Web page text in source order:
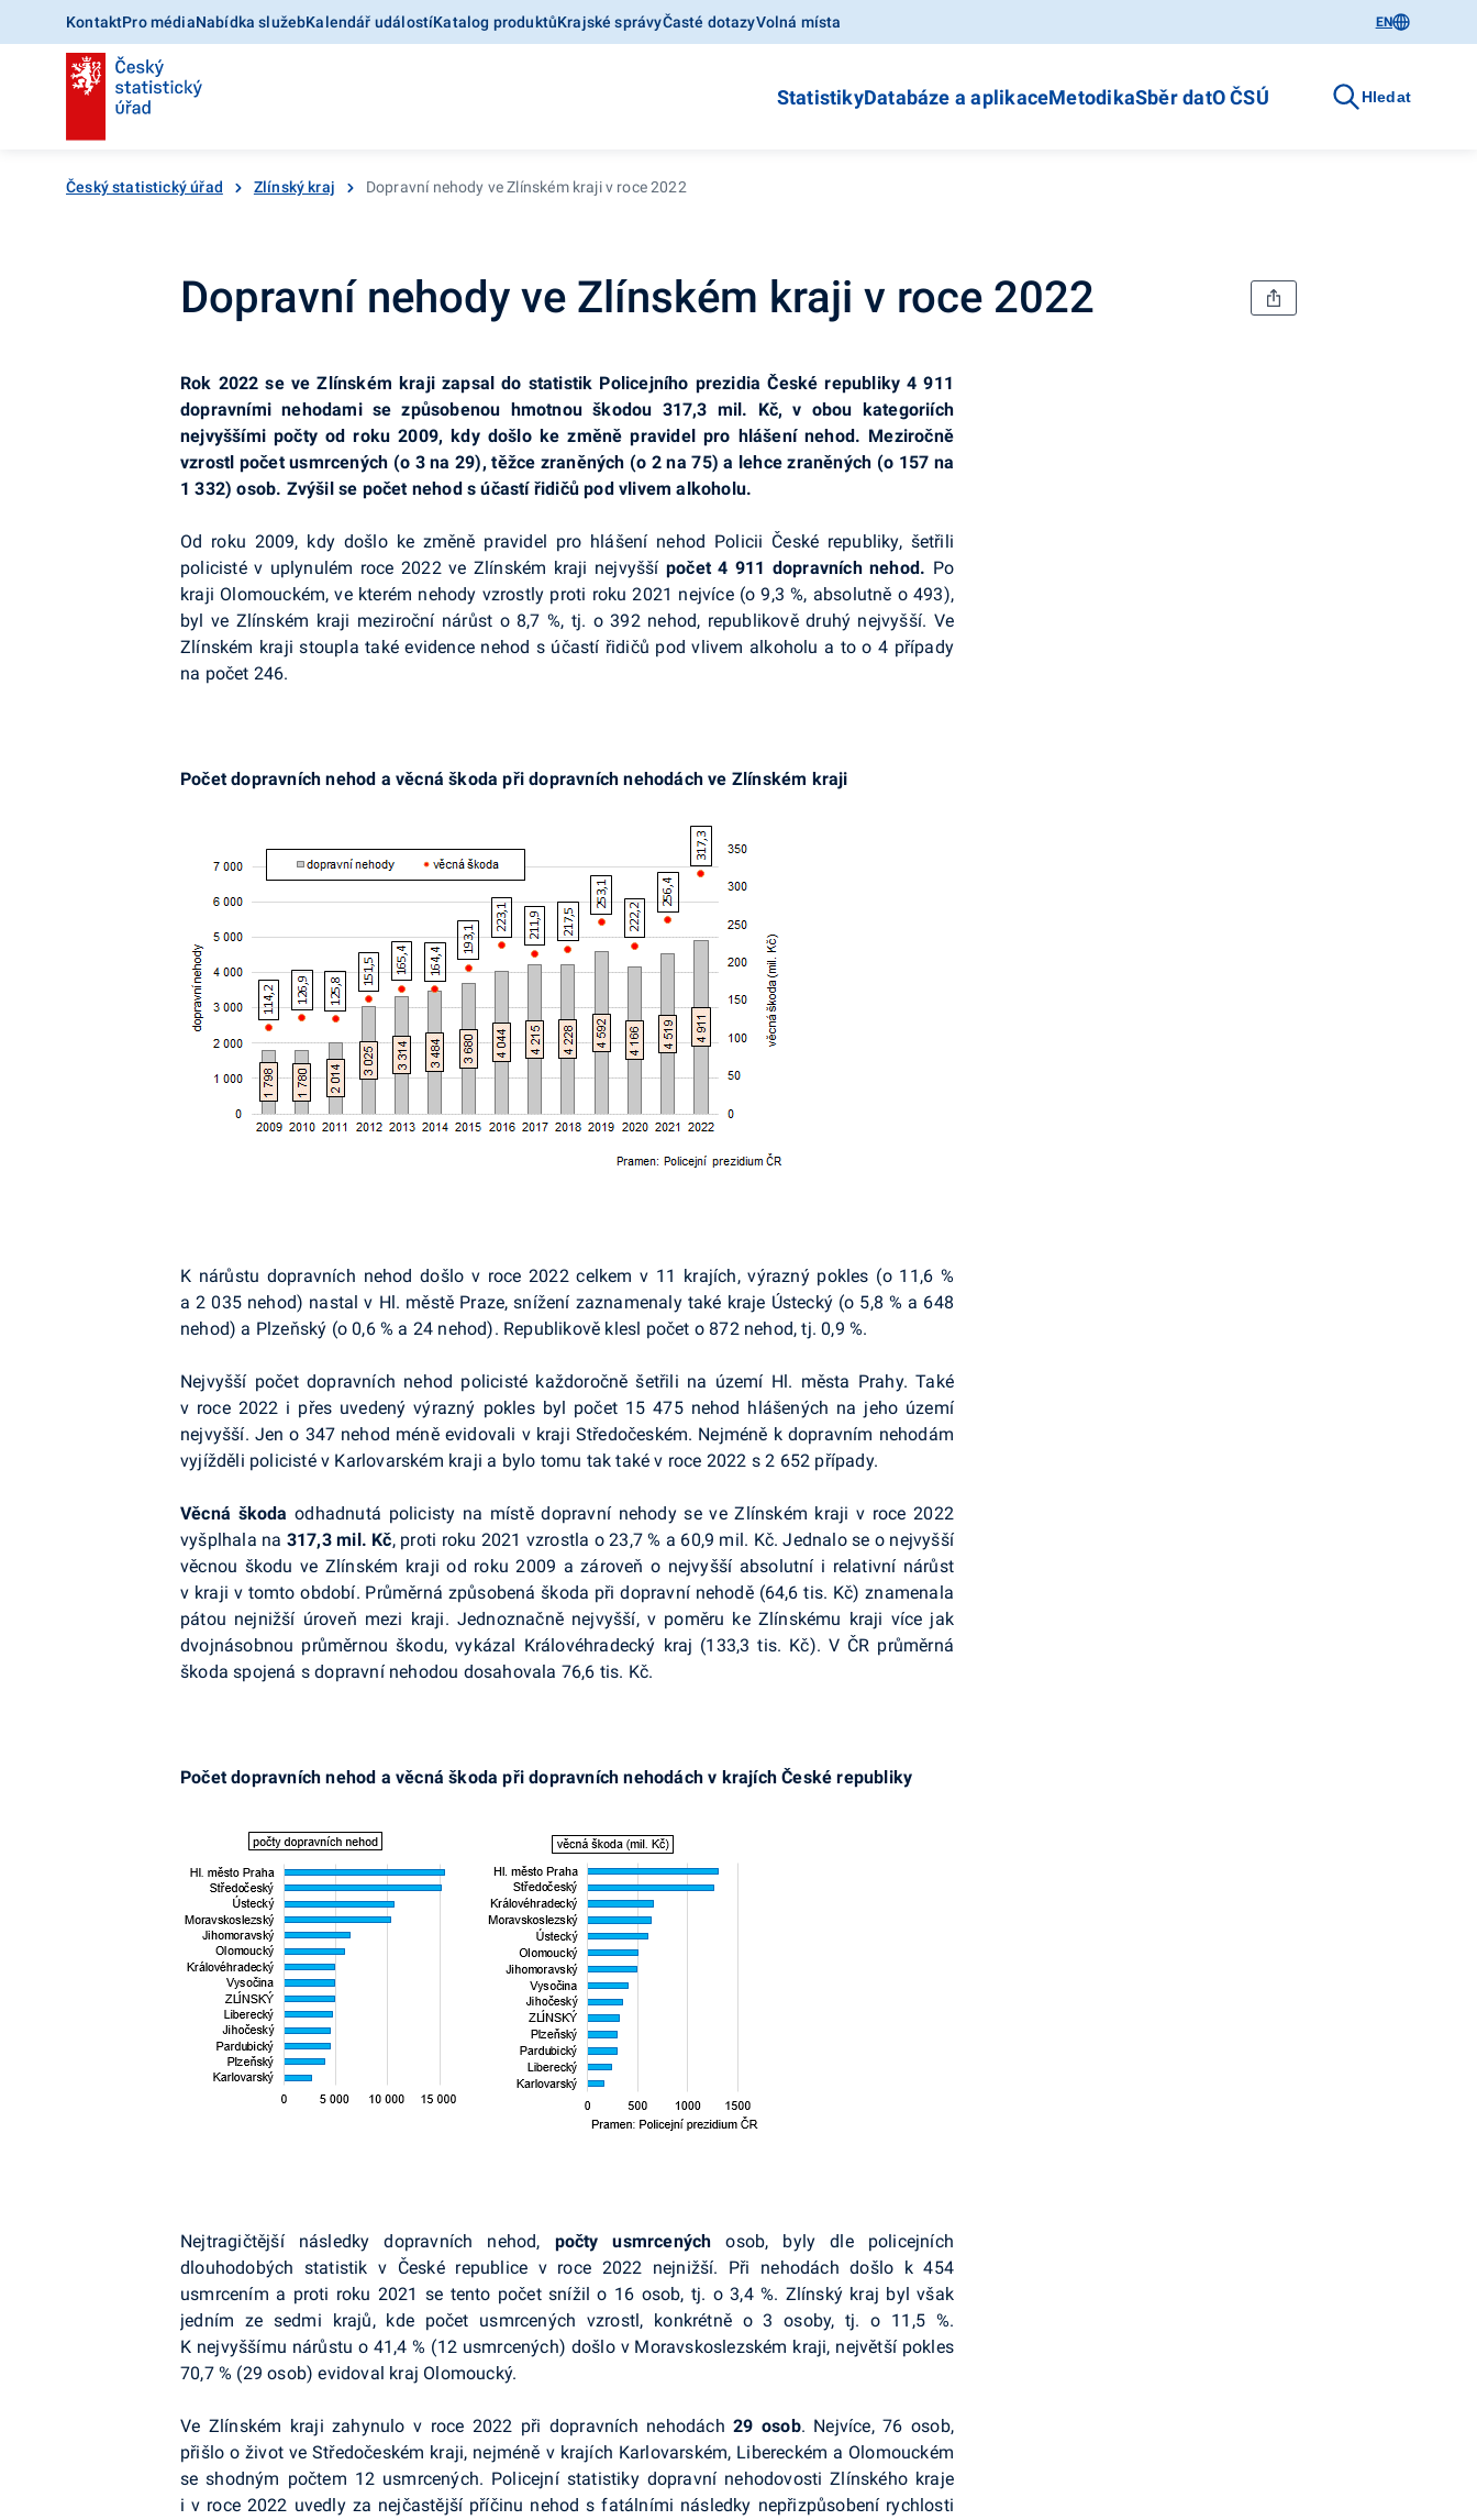
KontaktPro médiaNabídka služebKalendář událostíKatalog produktůKrajské správyČasté dotazyVolná místa EN
StatistikyDatabáze a aplikaceMetodikaSběr datO ČSÚ Hledat
Český statistický úřad Zlínský kraj Dopravní nehody ve Zlínském kraji v roce 2022
Dopravní nehody ve Zlínském kraji v roce 2022
Rok 2022 se ve Zlínském kraji zapsal do statistik Policejního prezidia České republiky 4 911
dopravními nehodami se způsobenou hmotnou škodou 317,3 mil. Kč, v obou kategoriích
nejvyššími počty od roku 2009, kdy došlo ke změně pravidel pro hlášení nehod. Meziročně
vzrostl počet usmrcených (o 3 na 29), těžce zraněných (o 2 na 75) a lehce zraněných (o 157 na
1 332) osob. Zvýšil se počet nehod s účastí řidičů pod vlivem alkoholu.
Od roku 2009, kdy došlo ke změně pravidel pro hlášení nehod Policii České republiky, šetřili
policisté v uplynulém roce 2022 ve Zlínském kraji nejvyšší počet 4 911 dopravních nehod. Po
kraji Olomouckém, ve kterém nehody vzrostly proti roku 2021 nejvíce (o 9,3 %, absolutně o 493),
byl ve Zlínském kraji meziroční nárůst o 8,7 %, tj. o 392 nehod, republikově druhý nejvyšší. Ve
Zlínském kraji stoupla také evidence nehod s účastí řidičů pod vlivem alkoholu a to o 4 případy
na počet 246.
Počet dopravních nehod a věcná škoda při dopravních nehodách ve Zlínském kraji
K nárůstu dopravních nehod došlo v roce 2022 celkem v 11 krajích, výrazný pokles (o 11,6 %
a 2 035 nehod) nastal v Hl. městě Praze, snížení zaznamenaly také kraje Ústecký (o 5,8 % a 648
nehod) a Plzeňský (o 0,6 % a 24 nehod). Republikově klesl počet o 872 nehod, tj. 0,9 %.
Nejvyšší počet dopravních nehod policisté každoročně šetřili na území Hl. města Prahy. Také
v roce 2022 i přes uvedený výrazný pokles byl počet 15 475 nehod hlášených na jeho území
nejvyšší. Jen o 347 nehod méně evidovali v kraji Středočeském. Nejméně k dopravním nehodám
vyjížděli policisté v Karlovarském kraji a bylo tomu tak také v roce 2022 s 2 652 případy.
Věcná škoda odhadnutá policisty na místě dopravní nehody se ve Zlínském kraji v roce 2022
vyšplhala na 317,3 mil. Kč, proti roku 2021 vzrostla o 23,7 % a 60,9 mil. Kč. Jednalo se o nejvyšší
věcnou škodu ve Zlínském kraji od roku 2009 a zároveň o nejvyšší absolutní i relativní nárůst
v kraji v tomto období. Průměrná způsobená škoda při dopravní nehodě (64,6 tis. Kč) znamenala
pátou nejnižší úroveň mezi kraji. Jednoznačně nejvyšší, v poměru ke Zlínskému kraji více jak
dvojnásobnou průměrnou škodu, vykázal Královéhradecký kraj (133,3 tis. Kč). V ČR průměrná
škoda spojená s dopravní nehodou dosahovala 76,6 tis. Kč.
Počet dopravních nehod a věcná škoda při dopravních nehodách v krajích České republiky
Nejtragičtější následky dopravních nehod, počty usmrcených osob, byly dle policejních
dlouhodobých statistik v České republice v roce 2022 nejnižší. Při nehodách došlo k 454
usmrcením a proti roku 2021 se tento počet snížil o 16 osob, tj. o 3,4 %. Zlínský kraj byl však
jedním ze sedmi krajů, kde počet usmrcených vzrostl, konkrétně o 3 osoby, tj. o 11,5 %.
K nejvyššímu nárůstu o 41,4 % (12 usmrcených) došlo v Moravskoslezském kraji, největší pokles
70,7 % (29 osob) evidoval kraj Olomoucký.
Ve Zlínském kraji zahynulo v roce 2022 při dopravních nehodách29 osob. Nejvíce, 76 osob,
přišlo o život ve Středočeském kraji, nejméně v krajích Karlovarském, Libereckém a Olomouckém
se shodným počtem 12 usmrcených. Policejní statistiky dopravní nehodovosti Zlínského kraje
i v roce 2022 uvedly za nejčastější příčinu nehod s fatálními následky nepřizpůsobení rychlosti